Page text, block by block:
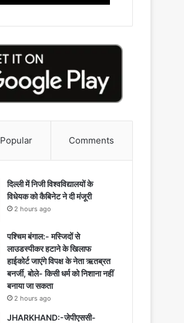
Popular Comments
दिल्ली में निजी विश्वविद्यालयों के
विधेयक को कैबिनेट ने दी मंजूरी
2 hours ago
पश्चिम बंगाल:- मस्जिदों से
लाउडस्पीकर हटाने के खिलाफ
हाईकोर्ट जाएंगे विपक्ष के नेता ऋतब्रत
बनर्जी, बोले- किसी धर्म को निशाना नहीं
बनाया जा सकता
2 hours ago
JHARKHAND:-जेपीएससी-